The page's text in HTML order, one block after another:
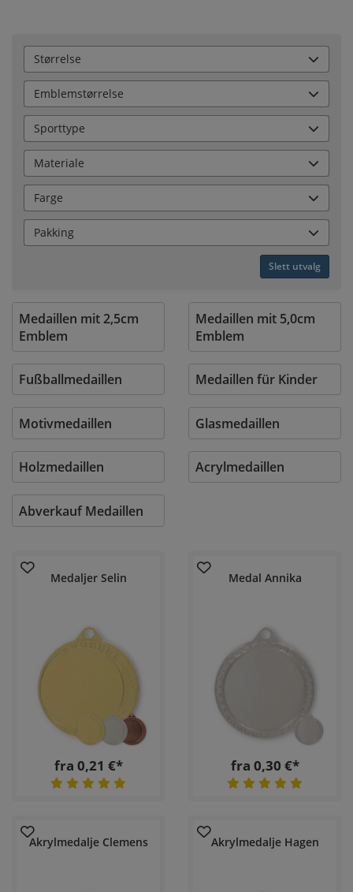
Størrelse
Emblemstørrelse
Sporttype
Materiale
Farge
Pakking
Slett utvalg
Medaillen mit 2,5cm
Emblem
Medaillen mit 5,0cm
Emblem
Fußballmedaillen Medaillen für Kinder
Motivmedaillen Glasmedaillen
Holzmedaillen Acrylmedaillen
Abverkauf Medaillen
Medaljer Selin
fra 0,21 €*
Medal Annika
fra 0,30 €*
Akrylmedalje Clemens Akrylmedalje Hagen